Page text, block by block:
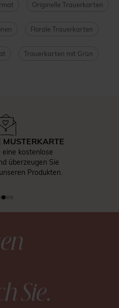
Originelle Trauerkarten
Florale Trauerkarten
Trauerkarten mit Grün
MUSTERKARTE
eine kostenlose
überzeugen Sie
Produkten.
Sie.